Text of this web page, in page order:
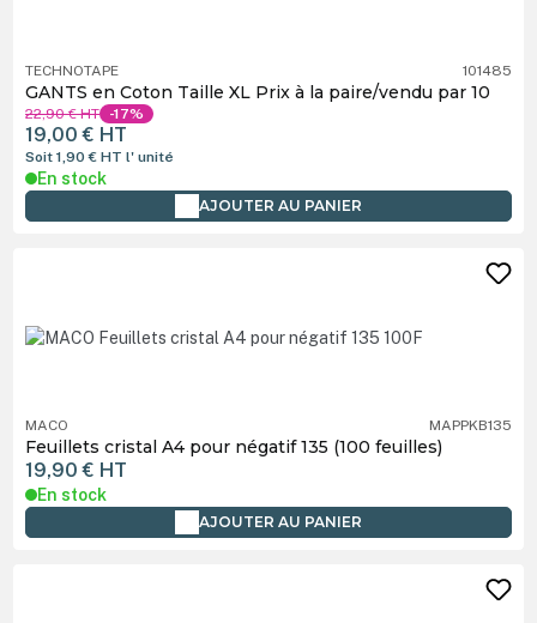
TECHNOTAPE 101485
GANTS en Coton Taille XL Prix à la paire/vendu par 10
22,90 €HT -17%
19,00 € HT
Soit 1,90 €HTl' unité
En stock
AJOUTER AU PANIER
MACO MAPPKB135
Feuillets cristal A4 pour négatif 135 (100 feuilles)
19,90 € HT
En stock
AJOUTER AU PANIER